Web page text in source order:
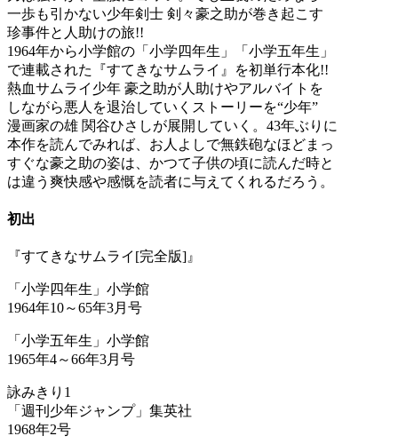
一歩も引かない少年剣士 剣々豪之助が巻き起こす
珍事件と人助けの旅!!
1964年から小学館の「小学四年生」「小学五年生」
で連載された『すてきなサムライ』を初単行本化!!
熱血サムライ少年 豪之助が人助けやアルバイトを
しながら悪人を退治していくストーリーを“少年”
漫画家の雄 関谷ひさしが展開していく。43年ぶりに
本作を読んでみれば、お人よしで無鉄砲なほどまっ
すぐな豪之助の姿は、かつて子供の頃に読んだ時と
は違う爽快感や感慨を読者に与えてくれるだろう。
初出
『すてきなサムライ[完全版]』
「小学四年生」小学館
1964年10～65年3月号
「小学五年生」小学館
1965年4～66年3月号
詠みきり1
「週刊少年ジャンプ」集英社
1968年2号